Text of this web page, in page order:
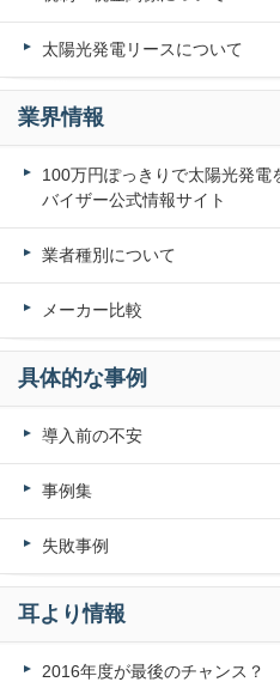
太陽光発電リースについて
業界情報
100万円ぽっきりで太陽光発電
バイザー公式情報サイト
業者種別について
メーカー比較
具体的な事例
導入前の不安
事例集
失敗事例
耳より情報
2016年度が最後のチャンス？